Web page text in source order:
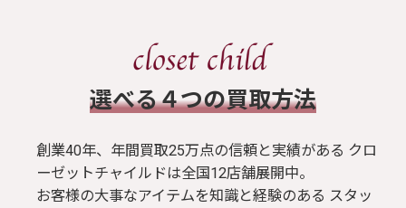
​選べる４つの買取方法
創業40年、年間買取25万点の信頼と実績がある クロ
ーゼットチャイルドは全国12店舗展開中。
お客様の大事なアイテムを知識と経験のある スタッ